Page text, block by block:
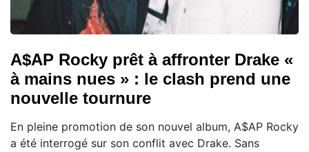
A$AP Rocky prêt à affronter Drake «
à mains nues » : le clash prend une
nouvelle tournure
En pleine promotion de son nouvel album, A$AP Rocky
a été interrogé sur son conflit avec Drake. Sans